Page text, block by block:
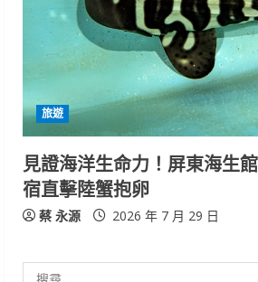
旅遊
見證海洋生命力！屏東海生
宿直擊陸蟹抱卵
蔡 永源 2026 年 7 月 29 日